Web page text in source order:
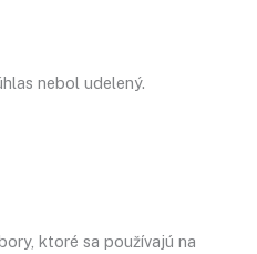
nebol udelený.
ktoré sa používajú na